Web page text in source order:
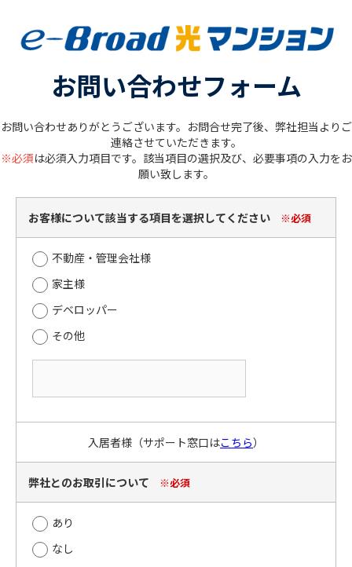
お問い合わせフォーム
お問い合わせありがとうございます。お問合せ完了後、弊社担当よりご
連絡させていただきます。
※必須は必須入力項目です。該当項目の選択及び、必要事項の入力をお
願い致します。
お客様について該当する項目を選択してください ※必須
不動産・管理会社様
家主様
デベロッパー
その他
入居者様（サポート窓口はこちら）
弊社とのお取引について ※必須
あり
なし